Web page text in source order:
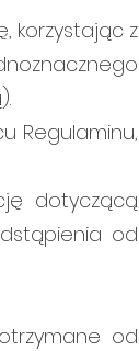
korzystając z
Regulaminu,
dotyczącą
od
od